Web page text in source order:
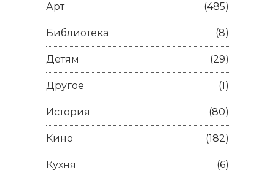
Арт (485)
Библиотека (8)
Детям (29)
Другое (1)
История (80)
Кино (182)
Кухня (6)